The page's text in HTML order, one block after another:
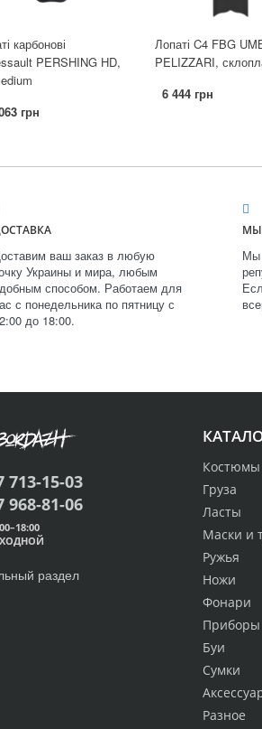
карбонові
PERSHING HD,
грн
Лопаті C4 FBG
PELIZZARI,
6 444 грн
ваш заказ в любую
Украины и мира, любым
способом. Работаем для
с понедельника по пятницу с
до 18:00.
МЫ
Мы
Костюмы
Груза
Ласты
Маски и
Ружья
Ножи
Фонари
Приборы
Буи
Сумки
Разное
713-15-03
968-81-06
раздел